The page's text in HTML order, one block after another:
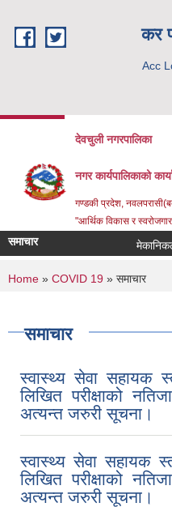
कर
Acc
देवचुली नगरपालिका
नगर कार्यपालिकाको
गण्डकी प्रदेश,
"आर्थिक विकास र
समाचार
You are here
Home » COVID 19 » समाचार
समाचार
स्वास्थ्य सेवा सहायक
लिखित परीक्षाको
अत्यन्त जरुरी सूचना।
स्वास्थ्य सेवा सहायक
लिखित परीक्षाको
अत्यन्त जरुरी सूचना।